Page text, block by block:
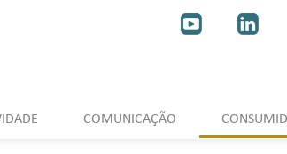
COMUNICAÇÃO